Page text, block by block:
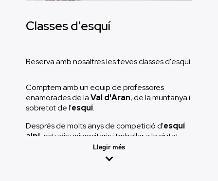
Classes d'esquí
Reserva amb nosaltres les teves classes d'esquí
Comptem amb un equip de professores
enamorades de laVal d'Aran, de la muntanya i
sobretot de l'esquí.
Després de molts anys de competició d'esquí
alpí, estudis universitaris i treballar a la ciutat,
han aconseguit fer de la Val d'Aran casa seva. A
t'aportaran tots els seus
Llegir més